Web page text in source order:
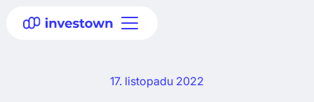
17. listopadu 2022